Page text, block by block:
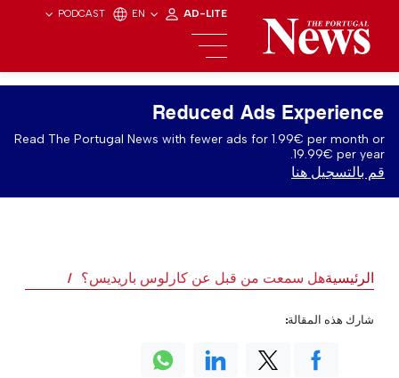
PODCAST EN AD-LITE
Reduced Ads Experience
Read The Portugal News with fewer ads for 1.99€ per month or
19.99€ per year.
قم بالتسجيل هنا
الرئيسيةهل سمعت من قبل عن كارلوس باريديس؟
شارك هذه المقالة: